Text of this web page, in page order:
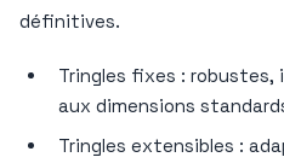
définitives.
Tringles fixes : robustes,
aux dimensions
Tringles extensibles :